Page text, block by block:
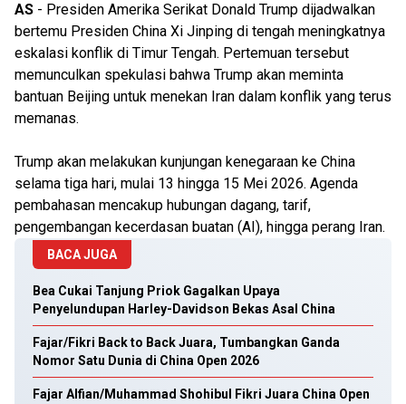
AS - Presiden Amerika Serikat Donald Trump dijadwalkan
bertemu Presiden China Xi Jinping di tengah meningkatnya
eskalasi konflik di Timur Tengah. Pertemuan tersebut
memunculkan spekulasi bahwa Trump akan meminta
bantuan Beijing untuk menekan Iran dalam konflik yang terus
memanas.
Trump akan melakukan kunjungan kenegaraan ke China
selama tiga hari, mulai 13 hingga 15 Mei 2026. Agenda
pembahasan mencakup hubungan dagang, tarif,
pengembangan kecerdasan buatan (AI), hingga perang Iran.
BACA JUGA
Bea Cukai Tanjung Priok Gagalkan Upaya
Penyelundupan Harley-Davidson Bekas Asal China
Fajar/Fikri Back to Back Juara, Tumbangkan Ganda
Nomor Satu Dunia di China Open 2026
Fajar Alfian/Muhammad Shohibul Fikri Juara China Open